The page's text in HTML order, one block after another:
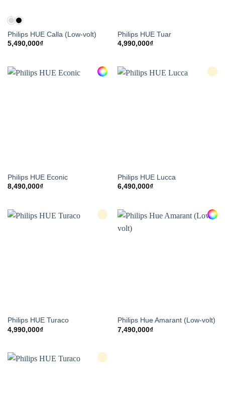
Philips HUE Calla (Low-volt)
5,490,000₫
Philips HUE Tuar
4,990,000₫
Philips HUE Econic
8,490,000₫
Philips HUE Lucca
6,490,000₫
Philips HUE Turaco
4,990,000₫
Philips Hue Amarant (Low-volt)
7,490,000₫